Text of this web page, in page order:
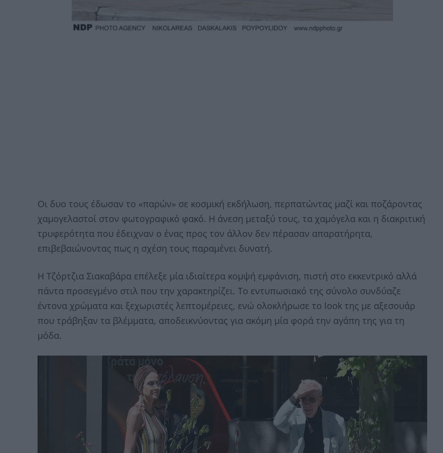
Οι δυο τους έδωσαν το «παρών» σε κοσμική εκδήλωση, περπατώντας μαζί και ποζάροντας
χαμογελαστοί στον φωτογραφικό φακό. Η άνεση μεταξύ τους, τα χαμόγελα και η διακριτική
τρυφερότητα που έδειχναν ο ένας προς τον άλλον δεν πέρασαν απαρατήρητα,
επιβεβαιώνοντας πως η σχέση τους παραμένει δυνατή.
Η Τζόρτζια Σιακαβάρα επέλεξε μία ιδιαίτερα κομψή εμφάνιση, πιστή στο εκκεντρικό αλλά
πάντα προσεγμένο στιλ που την χαρακτηρίζει. Το εντυπωσιακό της σύνολο συνδύαζε
έντονα χρώματα και ξεχωριστές λεπτομέρειες, ενώ ολοκλήρωσε το look της με αξεσουάρ
που τράβηξαν τα βλέμματα, αποδεικνύοντας για ακόμη μία φορά την αγάπη της για τη
μόδα.